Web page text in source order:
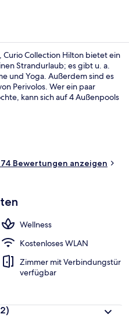
Curio Collection Hilton bietet ein
Strandurlaub; es gibt u. a.
und Yoga. Außerdem sind es
Perivolos. Wer ein paar
kann sich auf 4 Außenpools
Massagen,
verwöhnen lassen. Der
du einen Happen essen
bist du in der Strandbar an
bietet dieses Resort im
geöffneten Fitnessbereich,
Bewertungen anzeigen
Wellness
Kostenloses WLAN
Zimmer mit Verbindungstür
verfügbar